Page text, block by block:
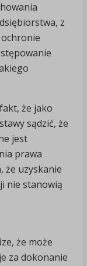
z
że jako
sądzić, że
jest
prawa
że uzyskanie
nie stanowią
że może
za dokonanie